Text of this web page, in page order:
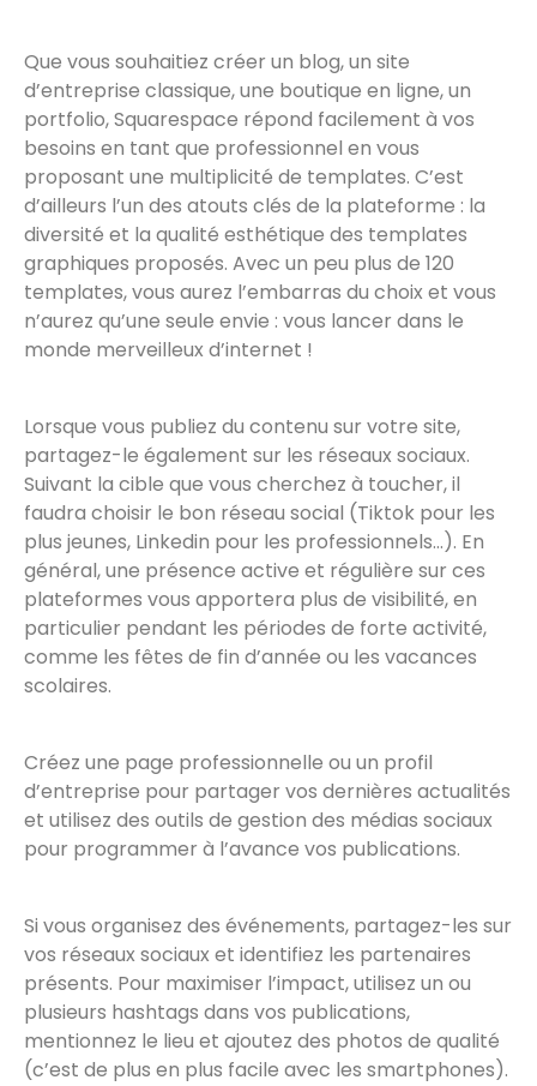
Que vous souhaitiez créer un blog, un site
d’entreprise classique, une boutique en ligne, un
portfolio, Squarespace répond facilement à vos
besoins en tant que professionnel en vous
proposant une multiplicité de templates. C’est
d’ailleurs l’un des atouts clés de la plateforme : la
diversité et la qualité esthétique des templates
graphiques proposés. Avec un peu plus de 120
templates, vous aurez l’embarras du choix et vous
n’aurez qu’une seule envie : vous lancer dans le
monde merveilleux d’internet !
Lorsque vous publiez du contenu sur votre site,
partagez-le également sur les réseaux sociaux.
Suivant la cible que vous cherchez à toucher, il
faudra choisir le bon réseau social (Tiktok pour les
plus jeunes, Linkedin pour les professionnels…). En
général, une présence active et régulière sur ces
plateformes vous apportera plus de visibilité, en
particulier pendant les périodes de forte activité,
comme les fêtes de fin d’année ou les vacances
scolaires.
Créez une page professionnelle ou un profil
d’entreprise pour partager vos dernières actualités
et utilisez des outils de gestion des médias sociaux
pour programmer à l’avance vos publications.
Si vous organisez des événements, partagez-les sur
vos réseaux sociaux et identifiez les partenaires
présents. Pour maximiser l’impact, utilisez un ou
plusieurs hashtags dans vos publications,
mentionnez le lieu et ajoutez des photos de qualité
(c’est de plus en plus facile avec les smartphones).